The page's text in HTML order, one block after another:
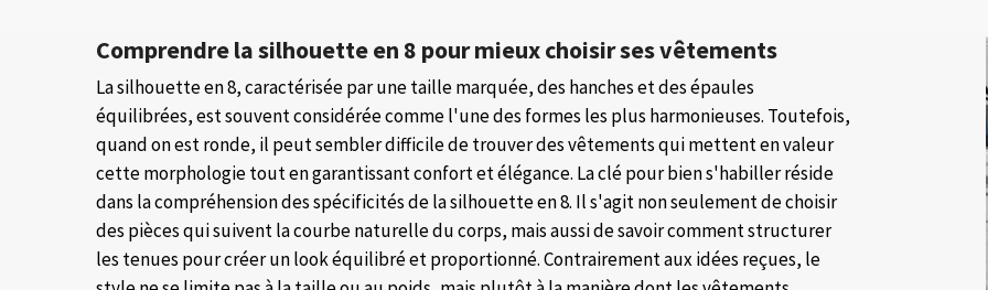
Comprendre la silhouette en 8 pour mieux choisir ses vêtements
La silhouette en 8, caractérisée par une taille marquée, des hanches et des épaules
équilibrées, est souvent considérée comme l'une des formes les plus harmonieuses. Toutefois,
quand on est ronde, il peut sembler difficile de trouver des vêtements qui mettent en valeur
cette morphologie tout en garantissant confort et élégance. La clé pour bien s'habiller réside
dans la compréhension des spécificités de la silhouette en 8. Il s'agit non seulement de choisir
des pièces qui suivent la courbe naturelle du corps, mais aussi de savoir comment structurer
les tenues pour créer un look équilibré et proportionné. Contrairement aux idées reçues, le